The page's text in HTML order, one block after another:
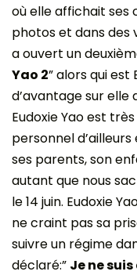
où elle affichait ses
photos et dans des
a ouvert un
Yao 2” alors qui est
d’avantage sur elle
Eudoxie Yao est
personnel d’ailleurs
ses parents, son
autant que nous
le 14 juin. Eudoxie
ne craint pas sa
suivre un régime
déclaré:” Je ne